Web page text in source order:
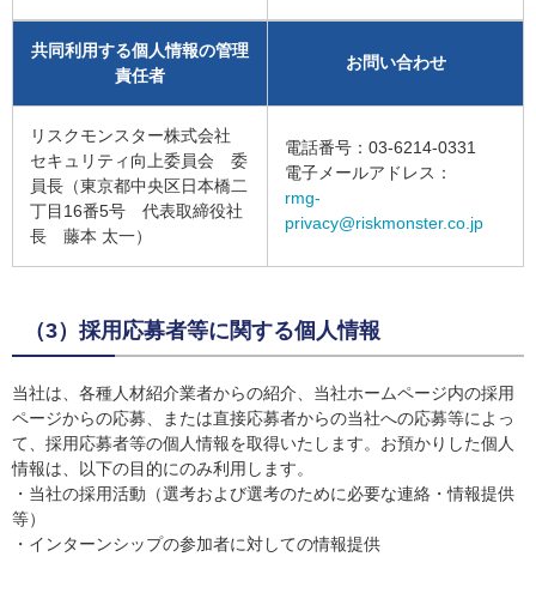
共同利用する個人情報の管理
責任者
お問い合わせ
リスクモンスター株式会社
セキュリティ向上委員会 委
員長（東京都中央区日本橋二
丁目16番5号 代表取締役社
長 藤本 太一）
電話番号：03-6214-0331
電子メールアドレス：
rmg-
privacy@riskmonster.co.jp
（3）採用応募者等に関する個人情報
当社は、各種人材紹介業者からの紹介、当社ホームページ内の採用
ページからの応募、または直接応募者からの当社への応募等によっ
て、採用応募者等の個人情報を取得いたします。お預かりした個人
情報は、以下の目的にのみ利用します。
・当社の採用活動（選考および選考のために必要な連絡・情報提供
等）
・インターンシップの参加者に対しての情報提供